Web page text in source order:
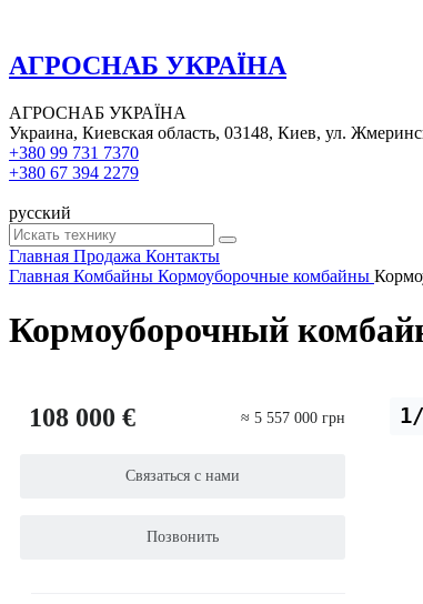
АГРОСНАБ УКРАЇНА
АГРОСНАБ УКРАЇНА
Украина, Киевская область, 03148, Киев, ул.
+380 99 731 7370
+380 67 394 2279
русский
Главная Продажа Контакты
Главная Комбайны Кормоуборочные комбайны
Кормоуборочный
108 000 € ≈ 5 557 000 грн
Связаться с нами
Позвонить